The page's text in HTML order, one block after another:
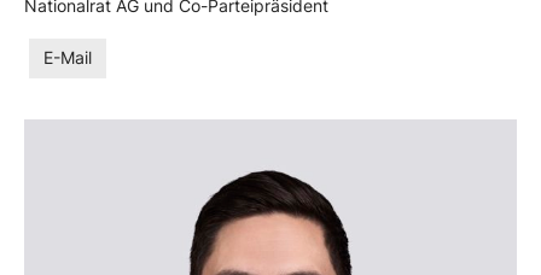
Nationalrat AG und Co-Parteipräsident
E-Mail